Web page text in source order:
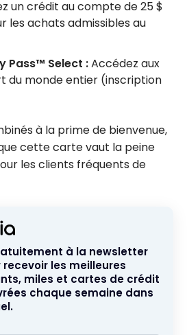
un crédit au compte de 25 $
les achats admissibles au
Pass™ Select :Accédez aux
du monde entier (inscription
à la prime de bienvenue,
cette carte vaut la peine
les clients fréquents de
à la newsletter
les meilleures
miles et cartes de crédit
chaque semaine dans